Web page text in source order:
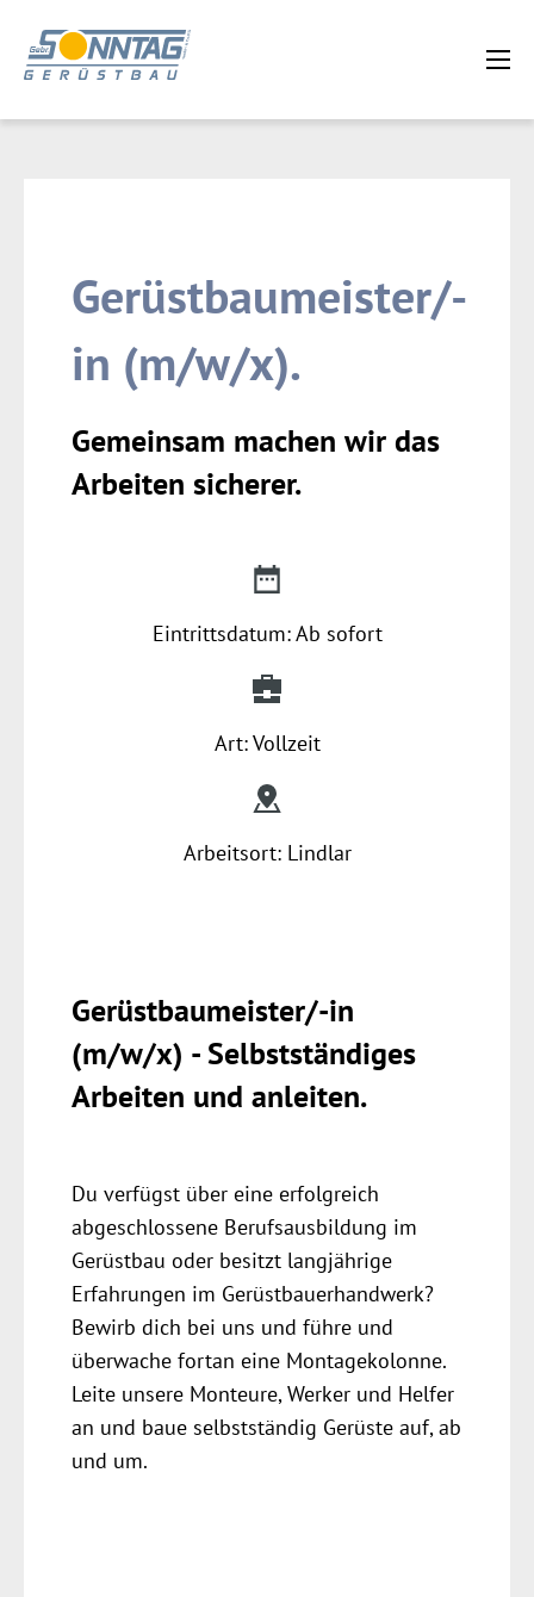
Gerüstbaumeister/-
in (m/w/x).
Gemeinsam machen wir das
Arbeiten sicherer.
Eintrittsdatum: Ab sofort
Art: Vollzeit
Arbeitsort: Lindlar
Gerüstbaumeister/-in
(m/w/x) - Selbstständiges
Arbeiten und anleiten.
Du verfügst über eine erfolgreich
abgeschlossene Berufsausbildung im
Gerüstbau oder besitzt langjährige
Erfahrungen im Gerüstbauerhandwerk?
Bewirb dich bei uns und führe und
überwache fortan eine Montagekolonne.
Leite unsere Monteure, Werker und Helfer
an und baue selbstständig Gerüste auf, ab
und um.